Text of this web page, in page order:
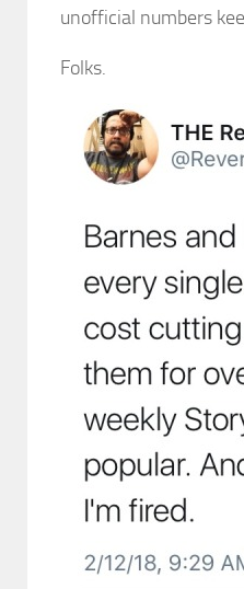
unofficial numbers
Folks.